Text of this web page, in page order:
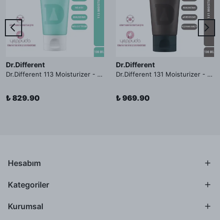
Dr.Different
Dr.Different 113 Moisturizer - Yağlı ve Hassas Cilt Tipleri İçin Yağ Asidi İçerikli Nemlendirici Krem
₺ 829.90
Dr.Different
Dr.Different 131 Moisturizer - Yaşlanma ve Kırışıklık Karşıtı Kolesterol İçerikli Nemlendirici Krem
₺ 969.90
Hesabım
Kategoriler
Kurumsal